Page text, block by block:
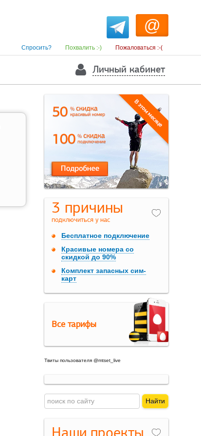
@
Спросить? Похвалить :-) Пожаловаться :-(
Личный кабинет
3 причины
подключиться у нас
Бесплатное подключение
Красивые номера со
скидкой до 90%
Комплект запасных сим-
карт
Все тарифы
Твиты пользователя @mtset_live
Наши проекты